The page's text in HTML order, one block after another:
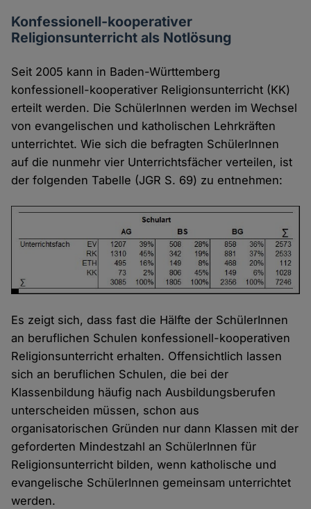
Konfessionell-kooperativer
Religionsunterricht als Notlösung
Seit 2005 kann in Baden-Württemberg
konfessionell-kooperativer Religionsunterricht (KK)
erteilt werden. Die SchülerInnen werden im Wechsel
von evangelischen und katholischen Lehrkräften
unterrichtet. Wie sich die befragten SchülerInnen
auf die nunmehr vier Unterrichtsfächer verteilen, ist
der folgenden Tabelle (JGR S. 69) zu entnehmen:
Es zeigt sich, dass fast die Hälfte der SchülerInnen
an beruflichen Schulen konfessionell-kooperativen
Religionsunterricht erhalten. Offensichtlich lassen
sich an beruflichen Schulen, die bei der
Klassenbildung häufig nach Ausbildungsberufen
unterscheiden müssen, schon aus
organisatorischen Gründen nur dann Klassen mit der
geforderten Mindestzahl an SchülerInnen für
Religionsunterricht bilden, wenn katholische und
evangelische SchülerInnen gemeinsam unterrichtet
werden.